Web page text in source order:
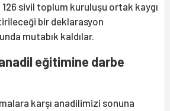
126 sivil toplum kuruluşu ortak kaygı
bir deklarasyon
mutabık kaldılar.
eğitimine darbe
karşı anadilimizi sonuna